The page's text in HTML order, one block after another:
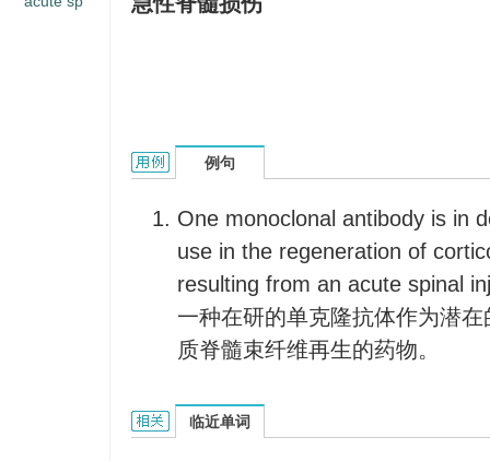
acute spinal cord injury的用法和样例：
例句
One monoclonal antibody is in
use in the regeneration of
resulting from an acute spinal
一种在研的单克隆抗体作为潜
质脊髓束纤维再生的药物。
acute spinal cord injury的相关资料：
临近单词